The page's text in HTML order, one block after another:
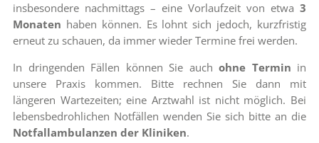
insbesondere nachmittags – eine Vorlaufzeit von etwa 3
Monaten haben können. Es lohnt sich jedoch, kurzfristig
erneut zu schauen, da immer wieder Termine frei werden.
In dringenden Fällen können Sie auch ohne Termin in
unsere Praxis kommen. Bitte rechnen Sie dann mit
längeren Wartezeiten; eine Arztwahl ist nicht möglich. Bei
lebensbedrohlichen Notfällen wenden Sie sich bitte an die
Notfallambulanzen der Kliniken.